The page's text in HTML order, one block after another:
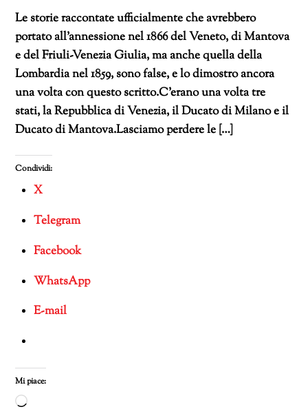
Le storie raccontate ufficialmente che avrebbero
portato all’annessione nel 1866 del Veneto, di Mantova
e del Friuli-Venezia Giulia, ma anche quella della
Lombardia nel 1859, sono false, e lo dimostro ancora
una volta con questo scritto.C’erano una volta tre
stati, la Repubblica di Venezia, il Ducato di Milano e il
Ducato di Mantova.Lasciamo perdere le […]
Condividi:
X
Telegram
Facebook
WhatsApp
E-mail
Mi piace:
Caricamento